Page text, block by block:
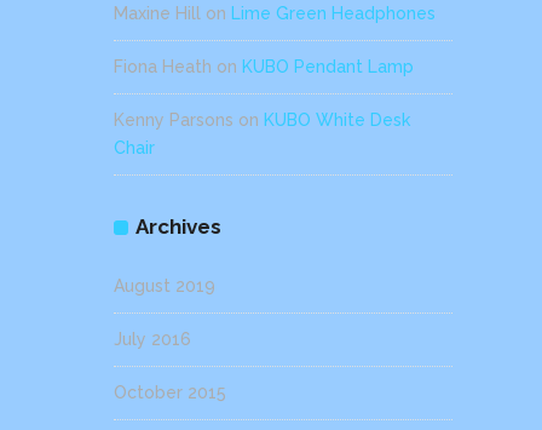
Maxine Hill on Lime Green Headphones
Fiona Heath on KUBO Pendant Lamp
Kenny Parsons on KUBO White Desk
Chair
Archives
August 2019
July 2016
October 2015